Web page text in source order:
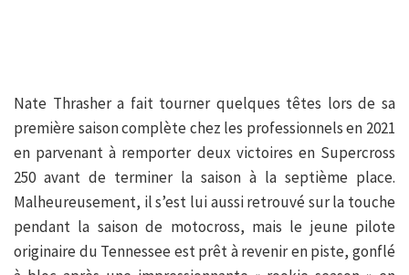
Nate Thrasher a fait tourner quelques têtes lors de sa
première saison complète chez les professionnels en 2021
en parvenant à remporter deux victoires en Supercross
250 avant de terminer la saison à la septième place.
Malheureusement, il s’est lui aussi retrouvé sur la touche
pendant la saison de motocross, mais le jeune pilote
originaire du Tennessee est prêt à revenir en piste, gonflé